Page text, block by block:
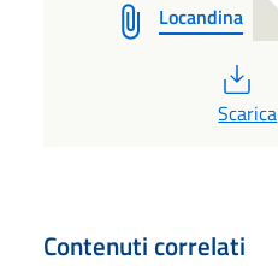
Locandina
PDF
Scarica
Contenuti correlati